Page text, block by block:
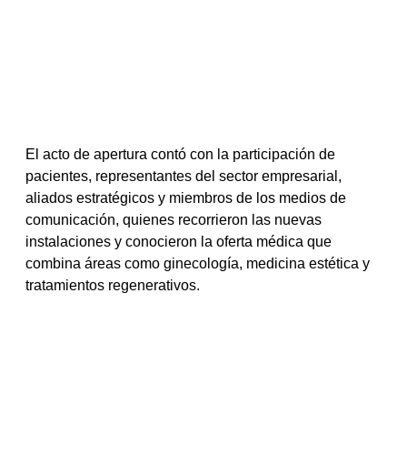
El acto de apertura contó con la participación de
pacientes, representantes del sector empresarial,
aliados estratégicos y miembros de los medios de
comunicación, quienes recorrieron las nuevas
instalaciones y conocieron la oferta médica que
combina áreas como ginecología, medicina estética y
tratamientos regenerativos.